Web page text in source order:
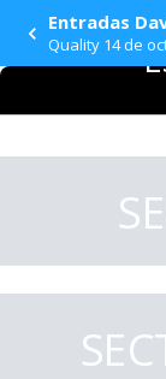
Entradas
Quality 14 de